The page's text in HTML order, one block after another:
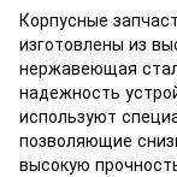
Корпусные
изготовлены из
нержавеющая
надежность
используют
позволяющие
высокую